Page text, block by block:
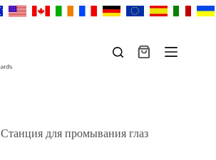
Корзина
Станция для промывания глаз